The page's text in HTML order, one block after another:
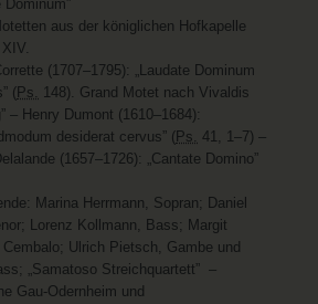
Dominum”
aus der königlichen Hofkapelle
(1707–1795): „Laudate Dominum
(Ps. 148). Grand Motet nach Vivaldis
– Henry Dumont (1610–1684):
desiderat cervus” (Ps. 41, 1–7) –
(1657–1726): „Cantate Domino”
Marina Herrmann, Sopran; Daniel
Lorenz Kollmann, Bass; Margit
Ulrich Pietsch, Gambe und
„Samatoso Streichquartett” –
Gau-Odernheim und